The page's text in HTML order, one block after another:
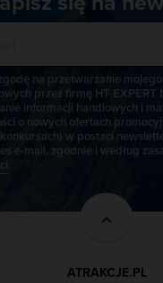
na przetwarzanie
przez firmę HT EXPERT
informacji handlowych i
o nowych ofertach
konkursach) w postaci
e-mail, zgodnie i według
.
ATRAKCJE.PL